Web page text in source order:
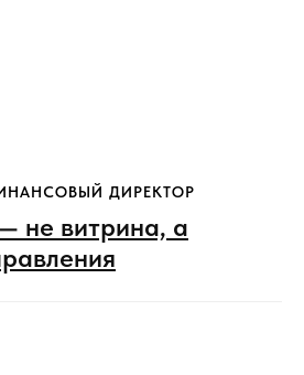
ДИРЕКТОР
не витрина, а